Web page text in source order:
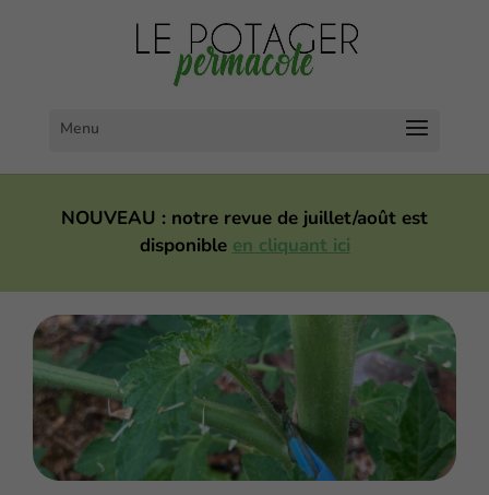
NOUVEAU : notre revue de juillet/août est
disponible en cliquant ici